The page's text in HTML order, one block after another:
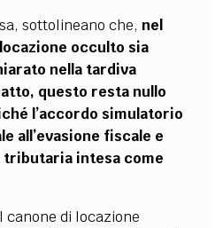
sottolineano che, nel
occulto sia
nella tardiva
questo resta nullo
l’accordo simulatorio
all’evasione fiscale e
tributaria intesa come
canone di locazione